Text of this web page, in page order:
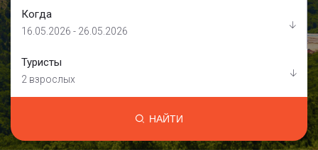
Когда
16.05.2026 - 26.05.2026
Туристы
2 взрослых
НАЙТИ